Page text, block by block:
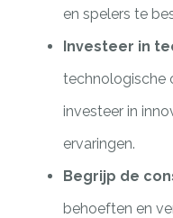
en spelers te
Investeer in
technologische
investeer in
ervaringen.
Begrijp de
behoeften en